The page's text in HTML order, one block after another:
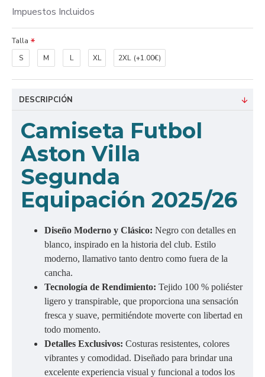
Impuestos Incluidos
Talla
S
M L XL 2XL (+1.00€)
DESCRIPCIÓN
Camiseta Futbol
Aston Villa
Segunda
Equipación 2025/26
Diseño Moderno y Clásico: Negro con detalles en
blanco, inspirado en la historia del club. Estilo
moderno, llamativo tanto dentro como fuera de la
cancha.
Tecnología de Rendimiento: Tejido 100 % poliéster
ligero y transpirable, que proporciona una sensación
fresca y suave, permitiéndote moverte con libertad en
todo momento.
Detalles Exclusivos: Costuras resistentes, colores
vibrantes y comodidad. Diseñado para brindar una
excelente experiencia visual y funcional a todos los